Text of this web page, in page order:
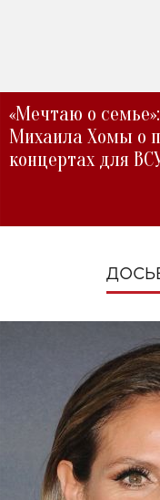
«Мечтаю о
Михаила Хомы о
концертах для